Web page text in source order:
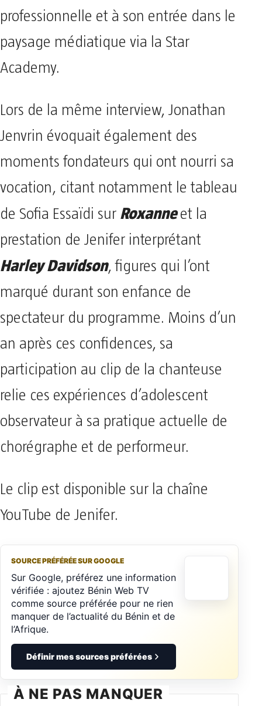
professionnelle et à son entrée dans le
paysage médiatique via la Star
Academy.
Lors de la même interview, Jonathan
Jenvrin évoquait également des
moments fondateurs qui ont nourri sa
vocation, citant notamment le tableau
de Sofia Essaïdi sur Roxanneet la
prestation de Jenifer interprétant
Harley Davidson, figures qui l’ont
marqué durant son enfance de
spectateur du programme. Moins d’un
an après ces confidences, sa
participation au clip de la chanteuse
relie ces expériences d’adolescent
observateur à sa pratique actuelle de
chorégraphe et de performeur.
Le clip est disponible sur la chaîne
YouTube de Jenifer.
SOURCE PRÉFÉRÉE SUR GOOGLE
Sur Google, préférez une information
vérifiée : ajoutez Bénin Web TV
comme source préférée pour ne rien
manquer de l’actualité du Bénin et de
l’Afrique.
Définir mes sources préférées
À NE PAS MANQUER